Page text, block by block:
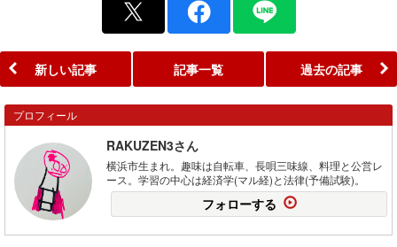
新しい記事 記事一覧 過去の記事
プロフィール
RAKUZEN3さん
横浜市生まれ。趣味は自転車、長唄三味線、料理と公営レ
ース。学習の中心は経済学(マル経)と法律(予備試験)。
フォローする